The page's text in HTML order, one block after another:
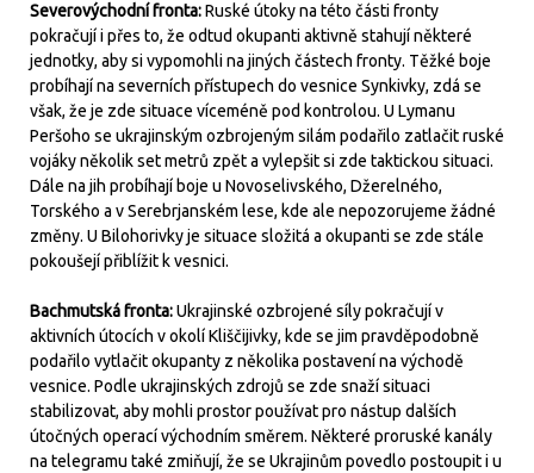
Severovýchodní fronta:Ruské útoky na této části fronty
pokračují i přes to, že odtud okupanti aktivně stahují některé
jednotky, aby si vypomohli na jiných částech fronty. Těžké boje
probíhají na severních přístupech do vesnice Synkivky, zdá se
však, že je zde situace víceméně pod kontrolou. U Lymanu
Peršoho se ukrajinským ozbrojeným silám podařilo zatlačit ruské
vojáky několik set metrů zpět a vylepšit si zde taktickou situaci.
Dále na jih probíhají boje u Novoselivského, Džerelného,
Torského a v Serebrjanském lese, kde ale nepozorujeme žádné
změny. U Bilohorivky je situace složitá a okupanti se zde stále
pokoušejí přiblížit k vesnici.
Bachmutská fronta:Ukrajinské ozbrojené síly pokračují v
aktivních útocích v okolí Kliščijivky, kde se jim pravděpodobně
podařilo vytlačit okupanty z několika postavení na východě
vesnice. Podle ukrajinských zdrojů se zde snaží situaci
stabilizovat, aby mohli prostor používat pro nástup dalších
útočných operací východním směrem. Některé proruské kanály
na telegramu také zmiňují, že se Ukrajinům povedlo postoupit i u